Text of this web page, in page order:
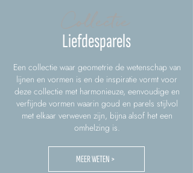
Liefdesparels
Een collectie waar geometrie de wetenschap van
lijnen en vormen is en de inspiratie vormt voor
deze collectie met harmonieuze, eenvoudige en
verfijnde vormen waarin goud en parels stijlvol
met elkaar verweven zijn, bijna alsof het een
omhelzing is.
MEER WETEN >